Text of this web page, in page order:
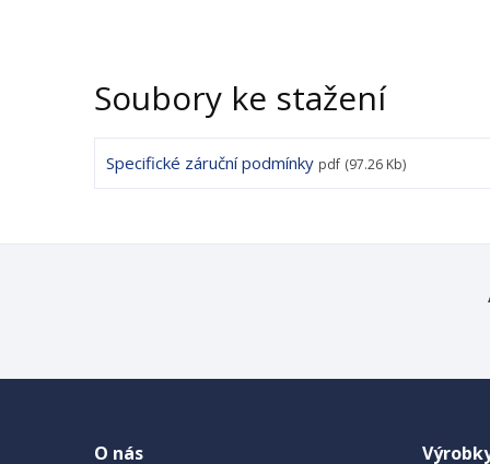
Soubory ke stažení
Specifické záruční podmínky pdf (97.26 Kb)
O nás